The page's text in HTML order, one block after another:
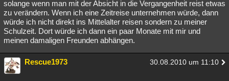
solange wenn man mit der Absicht in die Vergangenheit reist etwas
zu verändern. Wenn ich eine Zeitreise unternehmen würde, dann
würde ich nicht direkt ins Mittelalter reisen sondern zu meiner
Schulzeit. Dort würde ich dann ein paar Monate mit mir und
meinen damaligen Freunden abhängen.
Rescue1973 30.08.2010 um 11:10